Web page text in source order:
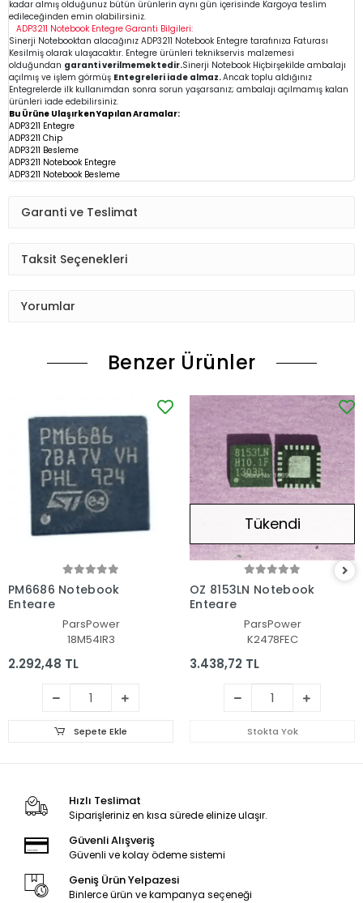
kadar almış olduğunuz bütün ürünlerin aynı gün içerisinde Kargoya teslim
edileceğinden emin olabilirsiniz.
ADP3211 Notebook Entegre Garanti Bilgileri:
Sinerji Notebooktan alacağınız ADP3211 Notebook Entegre tarafınıza Faturası
Kesilmiş olarak ulaşacaktır. Entegre ürünleri teknikservis malzemesi
olduğundan garanti verilmemektedir.Sinerji Notebook Hiçbirşekilde ambalajı
açılmış ve işlem görmüş Entegreleri iade almaz.Ancak toplu aldığınız
Entegrelerde ilk kullanımdan sonra sorun yaşarsanız; ambalajı açılmamış kalan
ürünleri iade edebilirsiniz.
Bu Ürüne Ulaşırken Yapılan Aramalar:
ADP3211 Entegre
ADP3211 Chip
ADP3211 Besleme
ADP3211 Notebook Entegre
ADP3211 Notebook Besleme
Garanti ve Teslimat
Taksit Seçenekleri
Yorumlar
Benzer Ürünler
PM6686 Notebook
Entegre
ParsPower
18M54IR3
2.292,48 TL
Sepete Ekle
Tükendi
OZ 8153LN Notebook
Entegre
ParsPower
K2478FEC
3.438,72 TL
Stokta Yok
Hızlı Teslimat
Siparişleriniz en kısa sürede elinize ulaşır.
Güvenli Alışveriş
Güvenli ve kolay ödeme sistemi
Geniş Ürün Yelpazesi
Binlerce ürün ve kampanya seçeneği